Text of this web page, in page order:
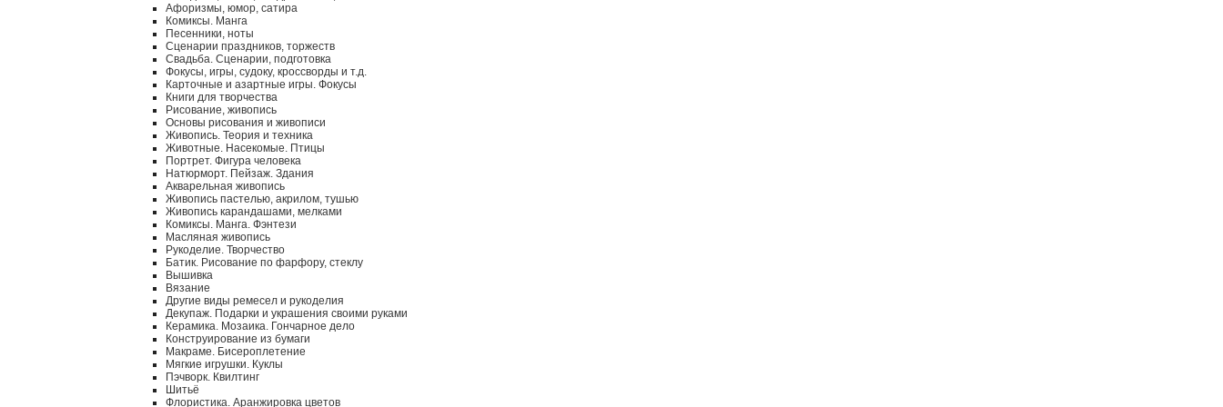
Афоризмы, юмор, сатира
Комиксы. Манга
Песенники, ноты
Сценарии праздников, торжеств
Свадьба. Сценарии, подготовка
Фокусы, игры, судоку, кроссворды и т.д.
Карточные и азартные игры. Фокусы
Книги для творчества
Рисование, живопись
Основы рисования и живописи
Живопись. Теория и техника
Животные. Насекомые. Птицы
Портрет. Фигура человека
Натюрморт. Пейзаж. Здания
Акварельная живопись
Живопись пастелью, акрилом, тушью
Живопись карандашами, мелками
Комиксы. Манга. Фэнтези
Масляная живопись
Рукоделие. Творчество
Батик. Рисование по фарфору, стеклу
Вышивка
Вязание
Другие виды ремесел и рукоделия
Декупаж. Подарки и украшения своими руками
Керамика. Мозаика. Гончарное дело
Конструирование из бумаги
Макраме. Бисероплетение
Мягкие игрушки. Куклы
Пэчворк. Квилтинг
Шитьё
Флористика. Аранжировка цветов